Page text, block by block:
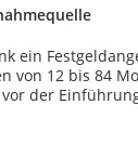
ein
von 12 bis 84
der